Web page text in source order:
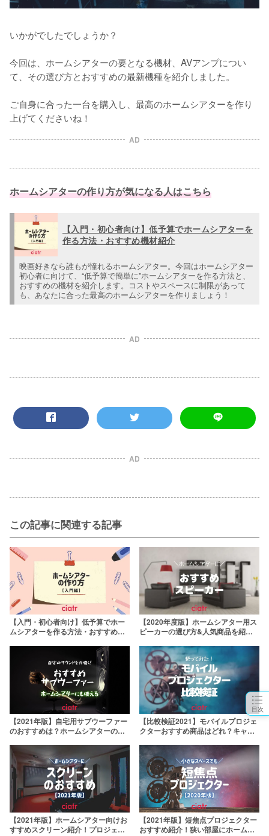
目次
いかがでしたでしょうか？
今回は、ホームシアターの要となる機材、AVアンプについ
て、その選び方とおすすめの最新機種を紹介しました。
ご自身に合った一台を購入し、最高のホームシアターを作り
上げてくださいね！
AD
ホームシアターの作り方が気になる人はこちら
【入門・初心者向け】低予算でホームシアターを
作る方法・おすすめ機材紹介
映画好きなら誰もが憧れるホームシアター。今回はホームシアター
初心者に向けて、“低予算で簡単に”ホームシアターを作る方法と、
おすすめの機材を紹介します。コストやスペースに制限があって
も、あなたに合った最高のホームシアターを作りましょう！
AD
AD
この記事に関連する記事
【入門・初心者向け】低予算でホー
ムシアターを作る方法・おすすめ機
【2020年度版】ホームシアター用ス
ピーカーの選び方&人気商品を紹
【2021年版】自宅用サブウーファー
のおすすめは？ホームシアターの低
【比較検証2021】モバイルプロジェ
クターおすすめ商品はどれ？キャン
活躍
【2021年版】ホームシアター向けお
すすめスクリーン紹介！プロジェク
【2021年版】短焦点プロジェクター
おすすめ紹介！狭い部屋にホームシ